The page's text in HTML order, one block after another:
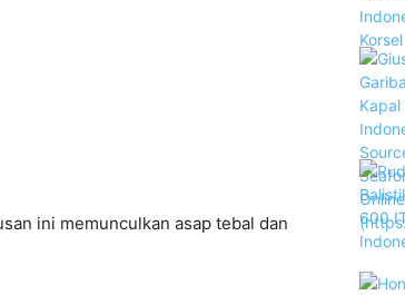
ini memunculkan asap tebal dan